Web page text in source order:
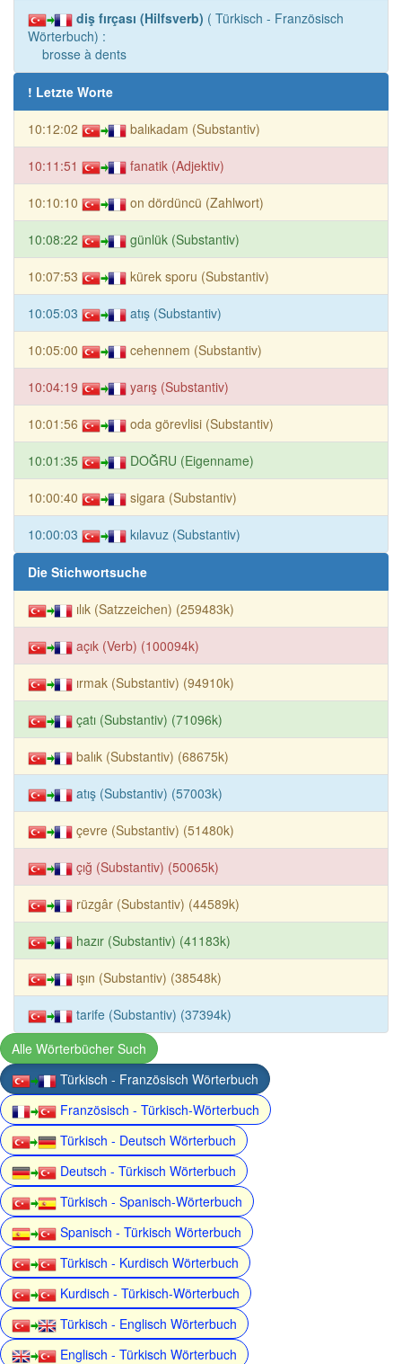
diş fırçası (Hilfsverb) ( Türkisch - Französisch
Wörterbuch) :
brosse à dents
! Letzte Worte
10:12:02 balıkadam (Substantiv)
10:11:51 fanatik (Adjektiv)
10:10:10 on dördüncü (Zahlwort)
10:08:22 günlük (Substantiv)
10:07:53 kürek sporu (Substantiv)
10:05:03 atış (Substantiv)
10:05:00 cehennem (Substantiv)
10:04:19 yarış (Substantiv)
10:01:56 oda görevlisi (Substantiv)
10:01:35 DOĞRU (Eigenname)
10:00:40 sigara (Substantiv)
10:00:03 kılavuz (Substantiv)
Die Stichwortsuche
ılık (Satzzeichen) (259483k)
açık (Verb) (100094k)
ırmak (Substantiv) (94910k)
çatı (Substantiv) (71096k)
balık (Substantiv) (68675k)
atış (Substantiv) (57003k)
çevre (Substantiv) (51480k)
çığ (Substantiv) (50065k)
rüzgâr (Substantiv) (44589k)
hazır (Substantiv) (41183k)
ışın (Substantiv) (38548k)
tarife (Substantiv) (37394k)
Alle Wörterbücher Such
Türkisch - Französisch Wörterbuch
Französisch - Türkisch-Wörterbuch
Türkisch - Deutsch Wörterbuch
Deutsch - Türkisch Wörterbuch
Türkisch - Spanisch-Wörterbuch
Spanisch - Türkisch Wörterbuch
Türkisch - Kurdisch Wörterbuch
Kurdisch - Türkisch-Wörterbuch
Türkisch - Englisch Wörterbuch
Englisch - Türkisch Wörterbuch